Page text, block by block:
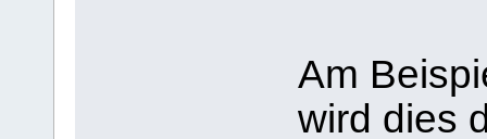
Am
wird dies